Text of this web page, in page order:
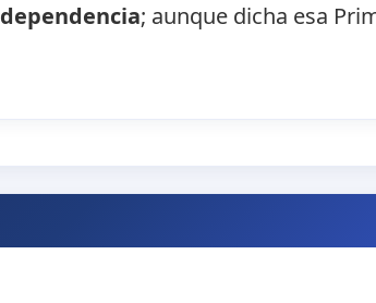
; aunque dicha esa